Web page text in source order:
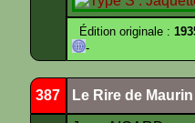
Édition originale :
-
387 Le Rire de